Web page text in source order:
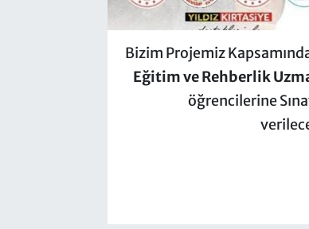
Bizim Projemiz
Eğitim ve Rehberlik
öğrencilerine